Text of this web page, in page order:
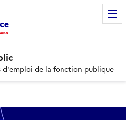
d'emploi de la fonction publique